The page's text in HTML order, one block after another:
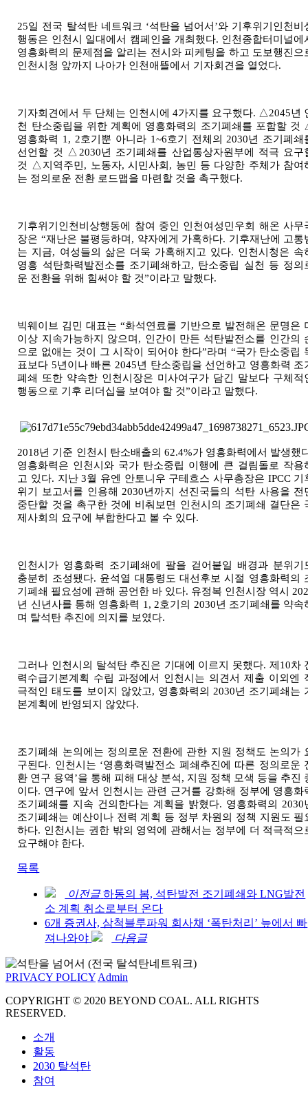
25일 전국 탈석탄 네트워크 ‘석탄을 넘어서’와 기후위기인천비
행동은 인천시 일대에서 캠페인을 개최했다. 인천종합터미널에
영흥화력의 문제점을 알리는 전시와 피케팅을 하고 도보행진으
인천시청 앞까지 나아가 인천애뜰에서 기자회견을 열었다.
기자회견에서 두 단체는 인천시에4가지를 요구했다. △2045년
천 탄소중립을 위한 계획에 영흥화력의 조기폐쇄를 포함할 것
영흥화력 1, 2호기뿐 아니라 1~6호기 전체의 2030년 조기폐쇄
선언할 것 △ 2030년 조기폐쇄를 산업통상자원부에 적극 요구
것 △지역주민, 노동자,시민사회, 농민 등 다양한 주체가 참여
는 정의로운 전환 로드맵을 마련할 것을 촉구했다.
기후위기인천비상행동에 참여 중인 인천여성민우회 해온 사무
장은 “재난은 불평등하며, 약자에게 가혹하다. 기후재난에 고통
는 지금, 여성들의 삶은 더욱 가혹해지고 있다. 인천시청은 속
영흥 석탄화력발전소를 조기폐쇄하고, 탄소중립 실천 등 정의
운 전환을 위해 힘써야 할 것”이라고 말했다.
빅웨이브 김민 대표는“화석연료를 기반으로 발전해온 문명은
이상 지속가능하지 않으며, 인간이 만든 석탄발전소를 인간의
으로 없애는 것이 그 시작이 되어야 한다”라며 “국가 탄소중립
표보다 5년이나 빠른 2045년 탄소중립을 선언하고 영흥화력 조
폐쇄 또한 약속한 인천시장은 미사여구가 담긴 말보다 구체적
행동으로 기후 리더십을 보여야 할 것”이라고 말했다.
2018년 기준 인천시 탄소배출의 62.4%가 영흥화력에서 발생했
영흥화력은 인천시와 국가 탄소중립 이행에 큰 걸림돌로 작용
고 있다. 지난3월 유엔 안토니우 구테흐스 사무총장은 IPCC 기
위기 보고서를 인용해 2030년까지 선진국들의 석탄 사용을 전
중단할 것을 촉구한 것에 비춰보면 인천시의 조기폐쇄 결단은
제사회의 요구에 부합한다고 볼 수 있다.
인천시가 영흥화력 조기폐쇄에 팔을 걷어붙일 배경과 분위기
충분히 조성됐다. 윤석열 대통령도 대선후보 시절 영흥화력의
기폐쇄 필요성에 관해 공언한 바 있다. 유정복 인천시장 역시
년 신년사를 통해 영흥화력 1, 2호기의 2030년 조기폐쇄를 약속
며 탈석탄 추진에 의지를 보였다.
그러나 인천시의 탈석탄 추진은 기대에 이르지 못했다. 제10차
력수급기본계획 수립 과정에서 인천시는 의견서 제출 이외엔
극적인 태도를 보이지 않았고, 영흥화력의 2030년 조기폐쇄는
본계획에 반영되지 않았다.
조기폐쇄 논의에는 정의로운 전환에 관한 지원 정책도 논의가
구된다. 인천시는 ‘영흥화력발전소 폐쇄추진에 따른 정의로운
환 연구 용역’을 통해 피해 대상 분석, 지원 정책 모색 등을 추진
이다. 연구에 앞서 인천시는 관련 근거를 강화해 정부에 영흥화
조기폐쇄를 지속 건의한다는 계획을 밝혔다. 영흥화력의 2030
조기폐쇄는 예산이나 전력 계획 등 정부 차원의 정책 지원도 필
하다. 인천시는 권한 밖의 영역에 관해서는 정부에 더 적극적으
요구해야 한다.
목록
이전글 하동의 봄, 석탄발전 조기폐쇄와 LNG발전
소 계획 취소로부터 온다
6개 증권사, 삼척블루파워 회사채 ‘폭탄처리’ 늪에서 빠
져나와야
다음글
PRIVACY POLICY Admin
COPYRIGHT © 2020 BEYOND COAL. ALL RIGHTS
RESERVED.
소개
활동
2030 탈석탄
참여